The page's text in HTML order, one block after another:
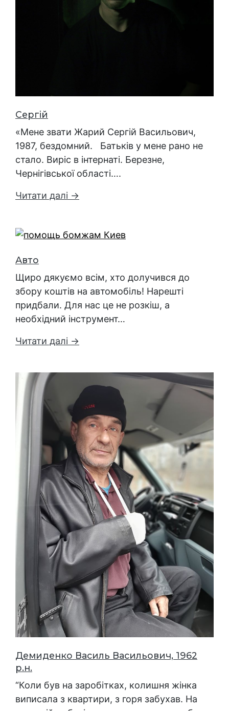
Сергій
«Мене звати Жарий Сергій Васильович,
1987, бездомний. Батьків у мене рано не
стало. Виріс в інтернаті. Березне,
Чернігівської області….
Читати далі →
Авто
Щиро дякуємо всім, хто долучився до
збору коштів на автомобіль! Нарешті
придбали. Для нас це не розкіш, а
необхідний інструмент…
Читати далі →
Демиденко Василь Васильович, 1962
р.н.
“Коли був на заробітках, колишня жінка
виписала з квартири, з горя забухав. На